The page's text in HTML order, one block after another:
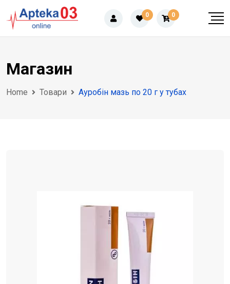
to
content
0 0
Магазин
Home Товари Ауробін мазь по 20 г у тубах